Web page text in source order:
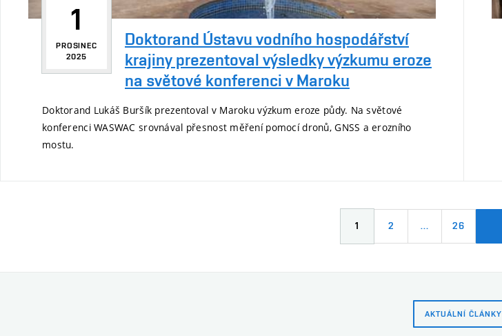
1
PROSINEC
2025
Doktorand Ústavu vodního hospodářství
krajiny prezentoval výsledky výzkumu eroze
na světové konferenci v Maroku
Doktorand Lukáš Buršík prezentoval v Maroku výzkum eroze půdy. Na světové
konferenci WASWAC srovnával přesnost měření pomocí dronů, GNSS a erozního
mostu.
1 2 … 26
AKTUÁLNÍ ČLÁNKY